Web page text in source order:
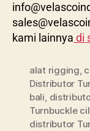
kami lainnya di
alat rigging,
Distributor
bali,
Turnbuckle
distributor